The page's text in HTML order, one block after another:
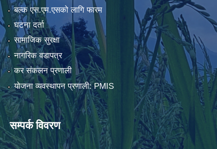
बल्क एस.एम.एसको लागि फारम
घटना दर्ता
सामाजिक सुरक्षा
नागरिक वडापत्र
कर संकलन प्रणाली
योजना व्यवस्थापन प्रणाली: PMIS
सम्पर्क विवरण